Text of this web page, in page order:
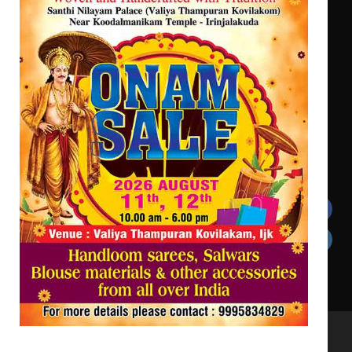
കവിതാ ചർച്ച കാട്ടൂർ, ടി. കെ.
ബാലൻ ഹാളിൽ 16ന്
ഇടത്തരം മഴയ്ക്കും കാറ്റിനും
സാധ്യത ഇരിങ്ങാലക്കുടയിൽ 4.4
മില്ലി മീറ്റർ മഴ ലഭിച്ചു
Get In Touch
Twitter Facebook
LinkedIn Instagram
YouTube
All Rights Reserved to irinjalakudalive.com Powered